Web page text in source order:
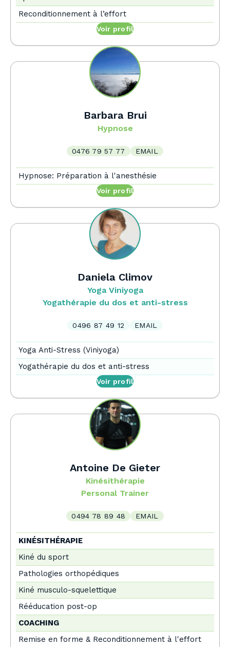
Reconditionnement à l’effort
Voir profil
Barbara Brui
Hypnose
0476 79 57 77 EMAIL
Hypnose: Préparation à l'anesthésie
Voir profil
Daniela Climov
Yoga Viniyoga
Yogathérapie du dos et anti-stress
0496 87 49 12 EMAIL
Yoga Anti-Stress (Viniyoga)
Yogathérapie du dos et anti-stress
Voir profil
Antoine De Gieter
Kinésithérapie
Personal Trainer
0494 78 89 48 EMAIL
KINÉSITHÉRAPIE
Kiné du sport
Pathologies orthopédiques
Kiné musculo-squelettique
Rééducation post-op
COACHING
Remise en forme & Reconditionnement à l'effort